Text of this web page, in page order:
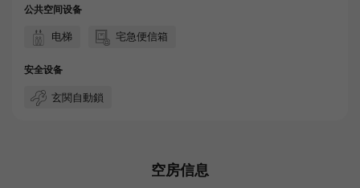
公共空间设备
电梯 宅急便信箱
安全设备
玄関自動鎖
空房信息